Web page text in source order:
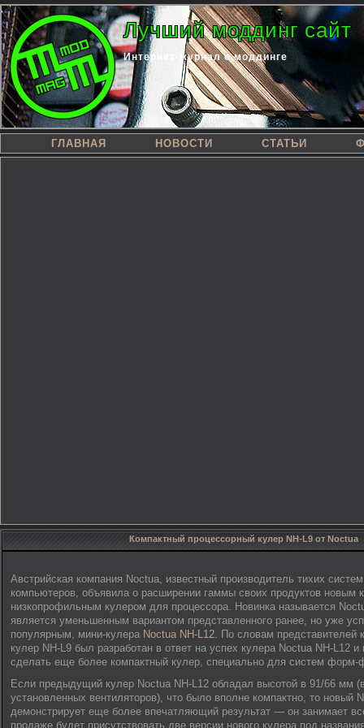
Лучший моддинг сайт
Интернет-журнал о моддинге
ГЛАВНАЯ НОВОСТИ СТАТЬИ
Компактный процессорный кулер NH-L9 от Noctua
Австрийская компания Noctua, известный производитель тихих
компьютеров, объявила о расширении гаммы своих продуктов новым
низкопрофильным кулером для процессора. Новинка называется
является уменьшенным вариантом представленного ранее, но уже
популярным, мини-кулера Noctua NH-L12. По словам представителей
кулер NH-L9 был разработан в ответ на успех кулера Noctua NH-L12 и
сделать еще более компактный кулер, специально для систем форм-
Если предыдущий кулер Noctua NH-L12 обладал высотой в 91/66 мм
установленных вентиляторов), что было вполне компактно, то новый
демонстрирует еще более впечатляющий результат — он занимает
продаже будет присутствовать две версии нового кулера под